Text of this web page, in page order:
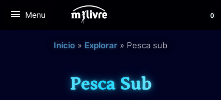
paraMenu
Menu 0
Início Explorar Pesca sub
Pesca Sub